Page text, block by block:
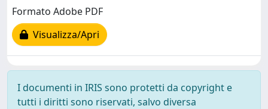
Formato Adobe PDF
Visualizza/Apri
I documenti in IRIS sono protetti da copyright e
tutti i diritti sono riservati, salvo diversa